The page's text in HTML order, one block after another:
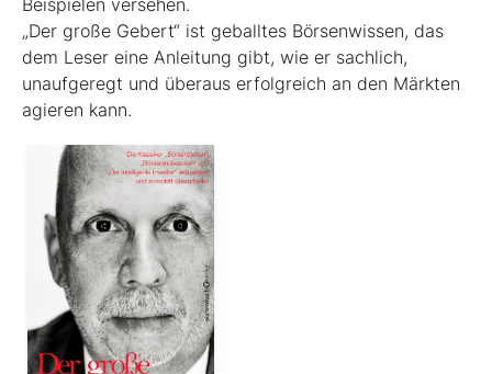
„Der große Gebert“ ist geballtes Börsenwissen, das
dem Leser eine Anleitung gibt, wie er sachlich,
unaufgeregt und überaus erfolgreich an den Märkten
agieren kann.